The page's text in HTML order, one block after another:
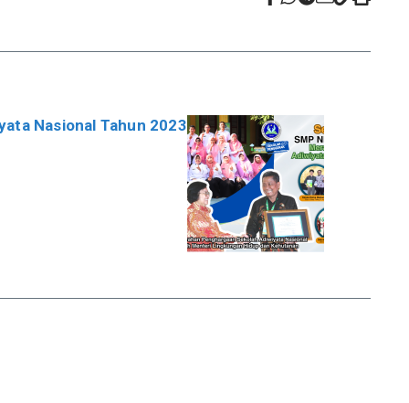
Nasional Tahun 2023